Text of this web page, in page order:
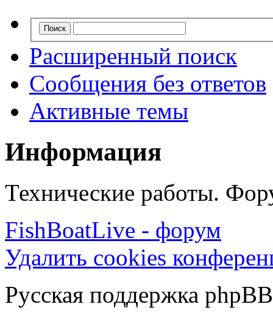
Расширенный поиск
Сообщения без ответов
Активные темы
Информация
Технические работы.
FishBoatLive - форум
Удалить cookies
Русская поддержка phpBB